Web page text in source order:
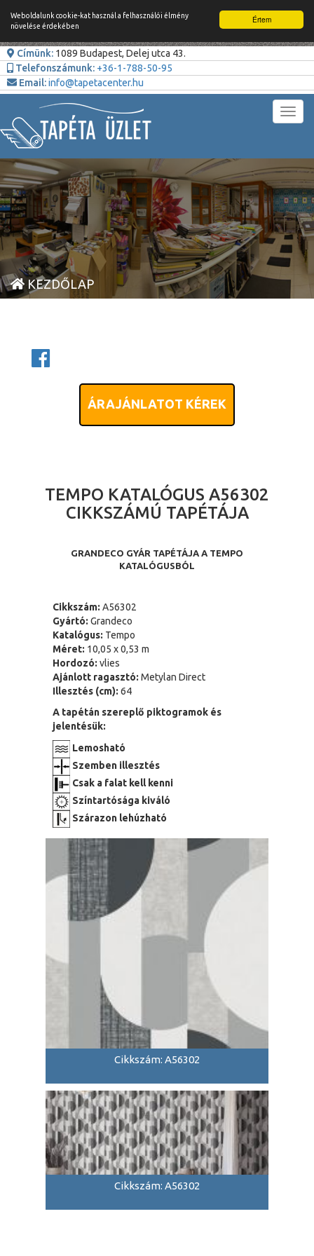
Értem
Weboldalunk cookie-kat használ a felhasználói élmény
növelése érdekében
Címünk: 1089 Budapest, Delej utca 43.
Telefonszámunk: +36-1-788-50-95
Email:info@tapetacenter.hu
KEZDŐLAP
ÁRAJÁNLATOT KÉREK
TEMPO KATALÓGUS A56302
CIKKSZÁMÚ TAPÉTÁJA
GRANDECO GYÁR TAPÉTÁJA A TEMPO
KATALÓGUSBÓL
Cikkszám: A56302
Gyártó: Grandeco
Katalógus: Tempo
Méret: 10,05 x 0,53 m
Hordozó: vlies
Ajánlott ragasztó: Metylan Direct
Illesztés (cm): 64
A tapétán szereplő piktogramok és
jelentésük:
Lemosható
Szemben illesztés
Csak a falat kell kenni
Színtartósága kiváló
Szárazon lehúzható
Cikkszám: A56302
Cikkszám: A56302